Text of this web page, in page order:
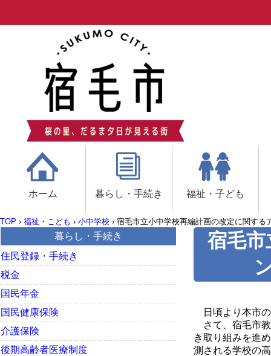
ホーム 暮らし・手続き 福祉・子ども
TOP › 福祉・こども › 小中学校 › 宿毛市立小中学校再編計画の改定に関する
宿毛
日頃より本市の
さて、宿毛市教
き取り組みを進
測される学校の
暮らし・手続き
住民登録・手続き
税金
国民年金
国民健康保険
介護保険
後期高齢者医療制度